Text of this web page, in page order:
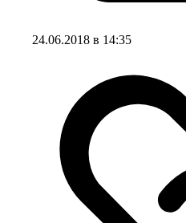
24.06.2018 в 14:35